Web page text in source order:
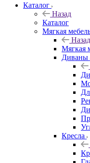
Каталог
Назад
Каталог
Мягкая
Назад
Мягкая
Диваны
Кресла